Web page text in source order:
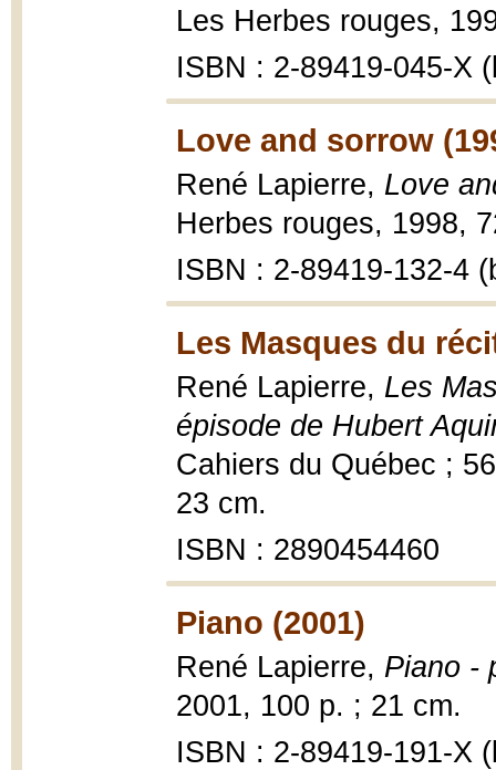
Les Herbes rouges,
ISBN : 2-89419-045-X
Love and sorrow
René Lapierre, Love
Herbes rouges, 1998,
ISBN : 2-89419-132-4
Les Masques du
René Lapierre, Les
épisode de Hubert
Cahiers du Québec ;
23 cm.
ISBN : 2890454460
Piano (2001)
René Lapierre, Piano -
2001, 100 p. ; 21 cm.
ISBN : 2-89419-191-X